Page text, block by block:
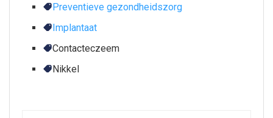
Preventieve gezondheidszorg
Implantaat
Contacteczeem
Nikkel